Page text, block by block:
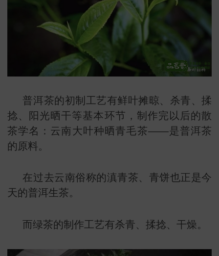
地图
普洱茶的初制工艺有鲜叶摊晾、杀青、揉
捻、阳光晒干等基本环节，制作完以后的散
茶学名：云南大叶种晒青毛茶——是普洱茶
的原料。
在过去云南俗称的滇青茶、青饼也正是今
天的普洱生茶。
而绿茶的制作工艺有杀青、揉捻、干燥。